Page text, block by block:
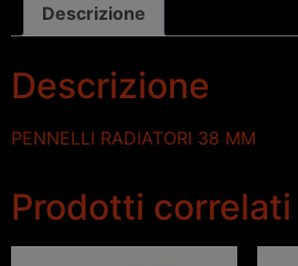
Descrizione
Descrizione
PENNELLI RADIATORI 38 MM
Prodotti correlati